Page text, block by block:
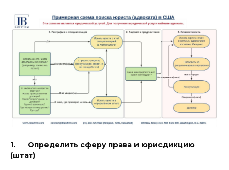
1. Определить сферу права и юрисдикцию
(штат)